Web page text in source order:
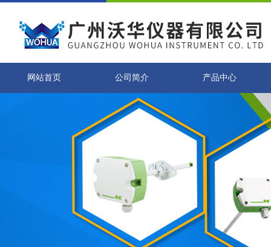
网站首页 公司简介 产品中心